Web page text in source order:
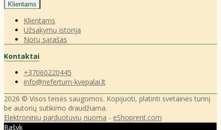
Klientams
Klientams
Užsakymų istorija
Norų sąrašas
Kontaktai
+37060220445
info@nefertum-kvepalai.lt
2026 © Visos teisės saugomos. Kopijuoti, platinti svetainės turinį
be autorių sutikimo draudžiama.
Elektroninių parduotuvių nuoma - eShoprent.com
Rašyk